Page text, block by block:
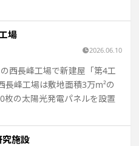
場
2026.06.10
西長峰工場で新建屋「第4工
峰工場は敷地面積3万m²の
枚の太陽光発電パネルを設置
究施設